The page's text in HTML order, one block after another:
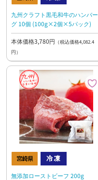
九州クラフト黒毛和牛のハンバー
グ 10個 (100g×2個×5パック)
本体価格3,780円 （税込価格4,082.4
円）
無添加ローストビーフ 200g